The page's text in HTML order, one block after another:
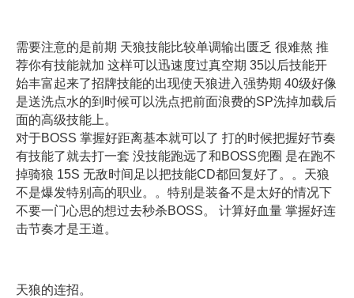
需要注意的是前期 天狼技能比较单调输出匮乏 很难熬 推
荐你有技能就加 这样可以迅速度过真空期 35以后技能开
始丰富起来了招牌技能的出现使天狼进入强势期 40级好像
是送洗点水的到时候可以洗点把前面浪费的SP洗掉加载后
面的高级技能上。
对于BOSS 掌握好距离基本就可以了 打的时候把握好节奏
有技能了就去打一套 没技能跑远了和BOSS兜圈 是在跑不
掉骑狼 15S 无敌时间足以把技能CD都回复好了。。天狼
不是爆发特别高的职业。。特别是装备不是太好的情况下
不要一门心思的想过去秒杀BOSS。 计算好血量 掌握好连
击节奏才是王道。
天狼的连招。